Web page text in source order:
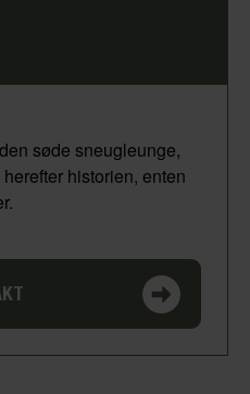
søde sneugleunge,
historien, enten